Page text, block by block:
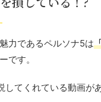
力であるペルソナ5は
です。
してくれている動画が